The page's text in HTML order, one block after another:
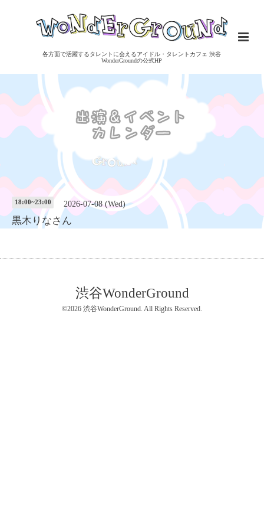
各方面で活躍するタレントに会えるアイドル・タレントカフェ 渋谷
WonderGroundの公式HP
18:00~23:00 2026-07-08 (Wed)
黒木りなさん
渋谷WonderGround
©2026 渋谷WonderGround. All Rights Reserved.